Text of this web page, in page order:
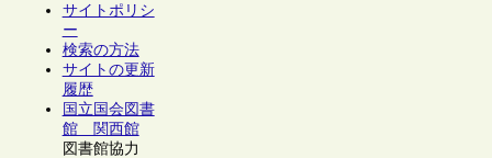
サイトポリシ
ー
検索の方法
サイトの更新
履歴
国立国会図書
館 関西館
図書館協力